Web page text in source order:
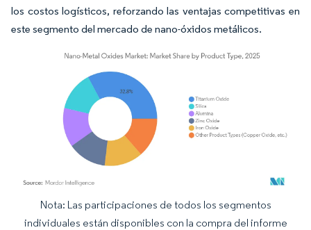
los costos logísticos, reforzando las ventajas competitivas en
este segmento del mercado de nano-óxidos metálicos.
Imagen © Mordor Intelligence. El uso requiere atribución según CC BY 4.0.
Nota: Las participaciones de todos los segmentos
individuales están disponibles con la compra del informe